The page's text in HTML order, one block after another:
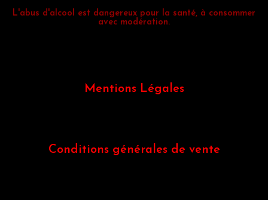
L'abus d'alcool est dangereux pour la santé, à consommer
avec modération.
Mentions Légales
Conditions générales de vente